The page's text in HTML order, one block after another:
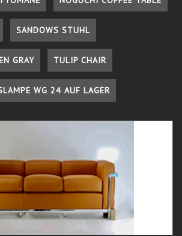
SANDOWS STUHL
GRAY TULIP CHAIR
WG 24 AUF LAGER